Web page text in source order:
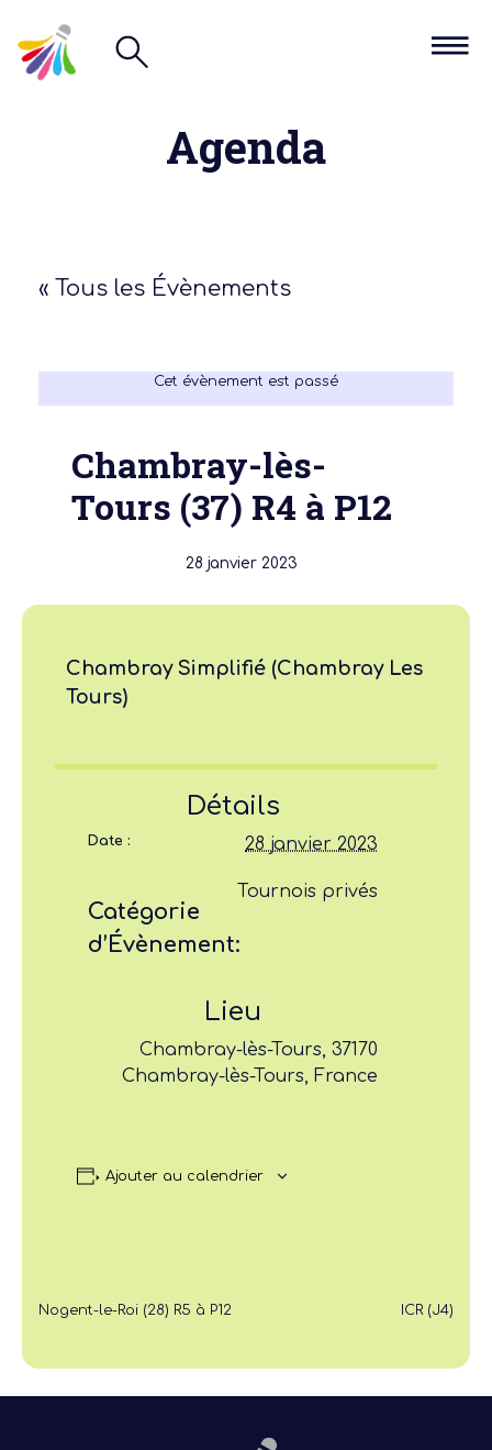
Agenda
« Tous les Évènements
Cet évènement est passé
Chambray-lès-
Tours (37) R4 à P12
28 janvier 2023
Chambray Simplifié (Chambray Les
Tours)
Détails
Date : 28 janvier 2023
Catégorie
d’Évènement:
Tournois privés
Lieu
Chambray-lès-Tours, 37170
Chambray-lès-Tours, France
Ajouter au calendrier
Nogent-le-Roi (28) R5 à P12 ICR (J4)